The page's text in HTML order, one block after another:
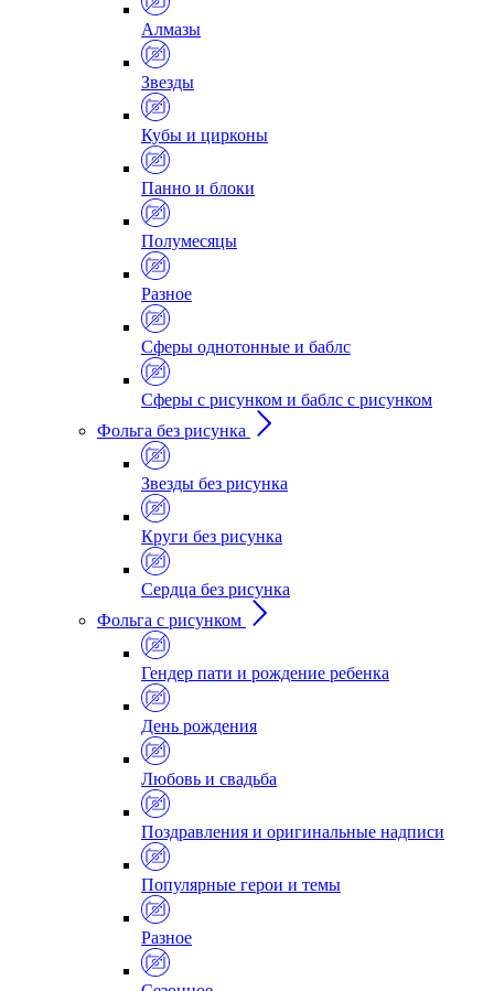
Алмазы
Звезды
Кубы и цирконы
Панно и блоки
Полумесяцы
Разное
Сферы однотонные и баблс
Сферы с рисунком и баблс с рисунком
Фольга без рисунка
Звезды без рисунка
Круги без рисунка
Сердца без рисунка
Фольга с рисунком
Гендер пати и рождение ребенка
День рождения
Любовь и свадьба
Поздравления и оригинальные надписи
Популярные герои и темы
Разное